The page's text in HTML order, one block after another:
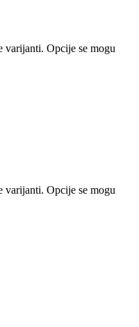
varijanti. Opcije se mogu
varijanti. Opcije se mogu